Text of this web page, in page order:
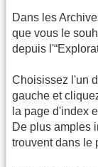
Dans les
que vous le
depuis
Choisissez l'un
gauche et
la page d'index
De plus amples
trouvent dans le